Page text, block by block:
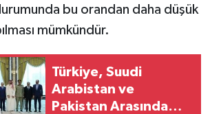
bu orandan daha düşük
mümkündür.
Türkiye, Suudi
Arabistan ve
Pakistan Arasında